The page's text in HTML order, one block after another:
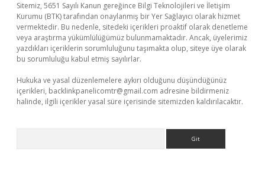
Sitemiz, 5651 Sayılı Kanun gereğince Bilgi Teknolojileri ve İletişim
Kurumu (BTK) tarafından onaylanmış bir Yer Sağlayıcı olarak hizmet
vermektedir. Bu nedenle, sitedeki içerikleri proaktif olarak denetleme
veya araştırma yükümlülüğümüz bulunmamaktadır. Ancak, üyelerimiz
yazdıkları içeriklerin sorumluluğunu taşımakta olup, siteye üye olarak
bu sorumluluğu kabul etmiş sayılırlar.
Hukuka ve yasal düzenlemelere aykırı olduğunu düşündüğünüz
içerikleri, backlinkpanelicomtr@gmail.com adresine bildirmeniz
halinde, ilgili içerikler yasal süre içerisinde sitemizden kaldırılacaktır.